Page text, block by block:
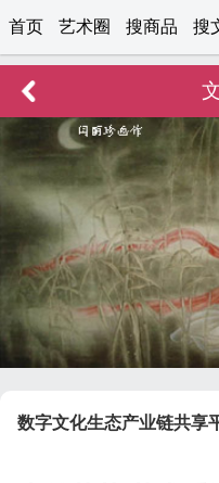
首页 艺术圈 搜商品 搜
数字文化生态产业链共享